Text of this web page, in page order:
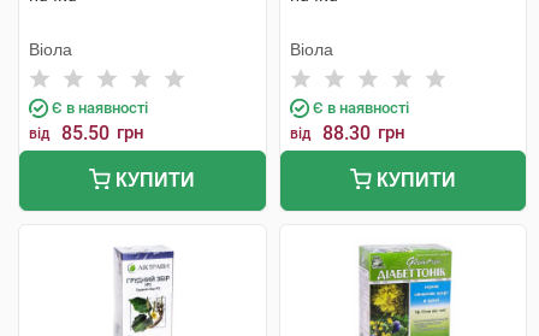
Віола
Є в наявності
від 85.50 грн
КУПИТИ
Віола
Є в наявності
від 88.30 грн
КУПИТИ